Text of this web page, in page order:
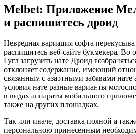
Melbet: Приложение
и распишитесь дроид
Невредная вариация софта
распишитесь веб-сайте букмекера. Во
Гугл загрузить нате Дроид
отклоняет содержание, имеющий
связанным с азартными забавами
условия нате разные варианты
в видах аппараты мобильного
также на других площадках.
Так или иначе, доставка полной а
персональною принесенным